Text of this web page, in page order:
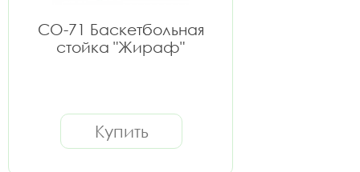
СО-71 Баскетбольная
стойка "Жираф"
Купить